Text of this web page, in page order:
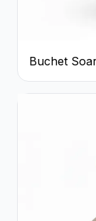
Buchet
Galbeni și